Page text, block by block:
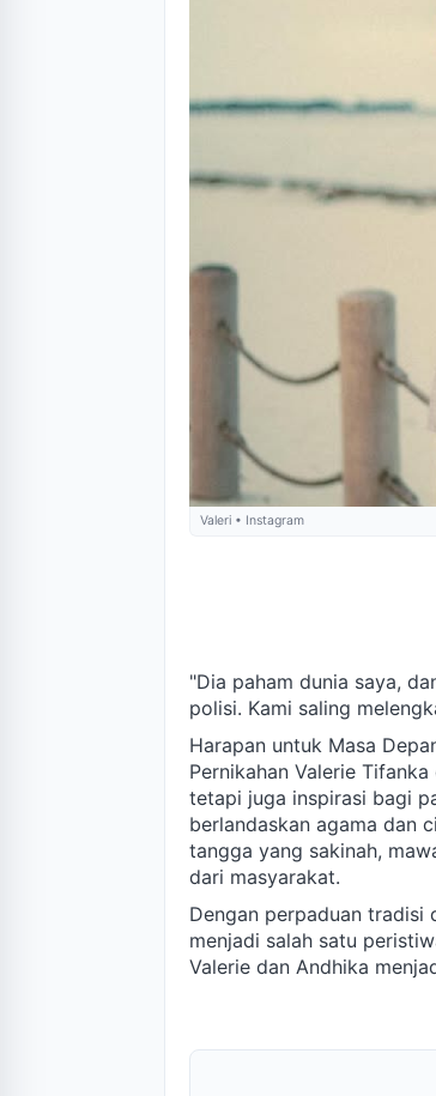
Valeri • Instagram
"Dia paham dunia saya,
polisi. Kami saling
Harapan untuk Masa
Pernikahan Valerie
tetapi juga inspirasi bagi
berlandaskan agama dan
tangga yang sakinah,
dari masyarakat.
Dengan perpaduan tradisi
menjadi salah satu
Valerie dan Andhika